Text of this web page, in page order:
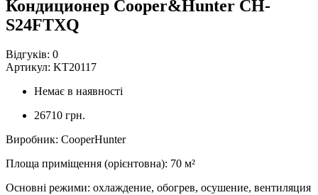
Кондиционер Cooper&Hunter CH-
S24FTXQ
Відгуків: 0
Артикул: KT20117
Немає в наявності
26710 грн.
Виробник: CooperHunter
Площа приміщення (орієнтовна): 70 м²
Основні режими: охлаждение, обогрев, осушение, вентиляция